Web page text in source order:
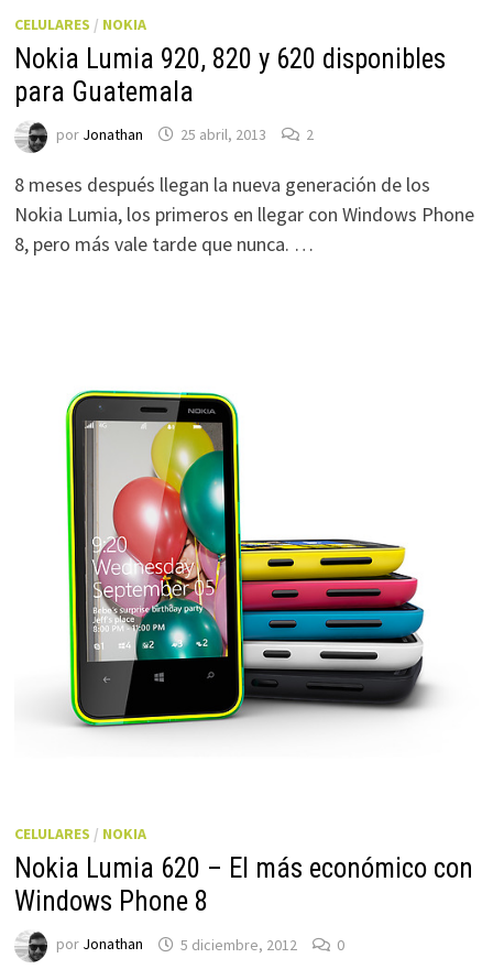
CELULARES / NOKIA
Nokia Lumia 920, 820 y 620 disponibles
para Guatemala
por Jonathan 25 abril, 2013 2
8 meses después llegan la nueva generación de los
Nokia Lumia, los primeros en llegar con Windows Phone
8, pero más vale tarde que nunca. …
CELULARES / NOKIA
Nokia Lumia 620 – El más económico con
Windows Phone 8
por Jonathan 5 diciembre, 2012 0